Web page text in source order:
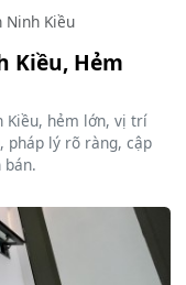
Ninh Kiều
Kiều, Hẻm
Kiều, hẻm lớn, vị trí
pháp lý rõ ràng, cập
bán.